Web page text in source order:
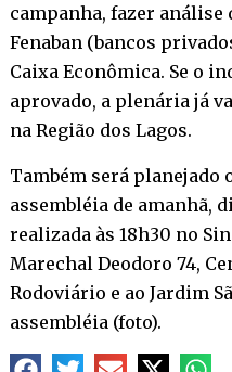
campanha, fazer
Fenaban (bancos
Caixa Econômica. Se o
aprovado, a plenária já
na Região dos Lagos.
Também será planejado
assembléia de amanhã,
realizada às 18h30 no
Marechal Deodoro 74,
Rodoviário e ao Jardim
assembléia (foto).